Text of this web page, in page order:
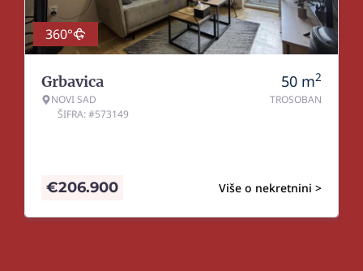
360°
Grbavica
NOVI SAD
ŠIFRA: #573149
50 m2
TROSOBAN
Više o nekretnini >
€206.900